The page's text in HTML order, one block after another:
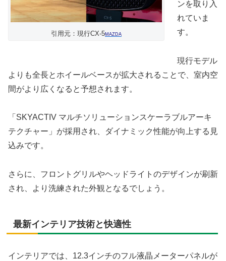
引用元：現行CX-5MAZDA
ンを取り入
れていま
す。
現行モデル
よりも全長とホイールベースが拡大されることで、室内空
間がより広くなると予想されます。
「SKYACTIV マルチソリューションスケーラブルアーキ
テクチャー」が採用され、ダイナミック性能が向上する見
込みです。
さらに、フロントグリルやヘッドライトのデザインが刷新
され、より洗練された外観となるでしょう。
最新インテリア技術と快適性
インテリアでは、12.3インチのフル液晶メーターパネルが